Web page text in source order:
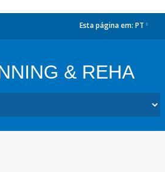
Esta página em: PT
& REHA